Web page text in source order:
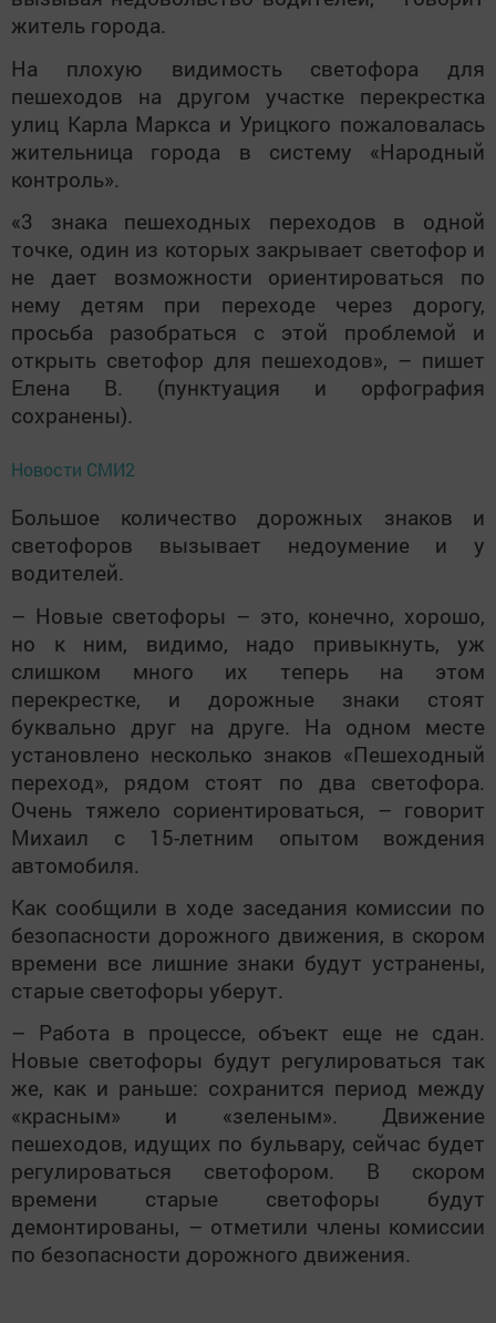
житель города.
На плохую видимость светофора для
пешеходов на другом участке перекрестка
улиц Карла Маркса и Урицкого пожаловалась
жительница города в систему «Народный
контроль».
«3 знака пешеходных переходов в одной
точке, один из которых закрывает светофор и
не дает возможности ориентироваться по
нему детям при переходе через дорогу,
просьба разобраться с этой проблемой и
открыть светофор для пешеходов», – пишет
Елена В. (пунктуация и орфография
сохранены).
Новости СМИ2
Большое количество дорожных знаков и
светофоров вызывает недоумение и у
водителей.
– Новые светофоры – это, конечно, хорошо,
но к ним, видимо, надо привыкнуть, уж
слишком много их теперь на этом
перекрестке, и дорожные знаки стоят
буквально друг на друге. На одном месте
установлено несколько знаков «Пешеходный
переход», рядом стоят по два светофора.
Очень тяжело сориентироваться, – говорит
Михаил с 15-летним опытом вождения
автомобиля.
Как сообщили в ходе заседания комиссии по
безопасности дорожного движения, в скором
времени все лишние знаки будут устранены,
старые светофоры уберут.
– Работа в процессе, объект еще не сдан.
Новые светофоры будут регулироваться так
же, как и раньше: сохранится период между
«красным» и «зеленым». Движение
пешеходов, идущих по бульвару, сейчас будет
регулироваться светофором. В скором
времени старые светофоры будут
демонтированы, – отметили члены комиссии
по безопасности дорожного движения.